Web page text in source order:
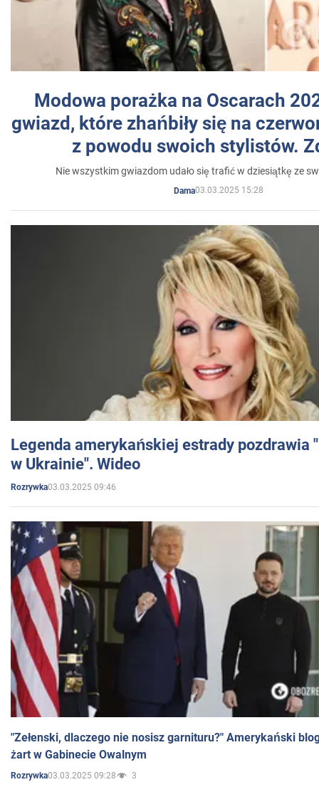
Modowa porażka na Oscarach
gwiazd, które zhańbiły się na
z powodu swoich stylistów.
Nie wszystkim gwiazdom udało się trafić w dziesiątkę ze
Dama03.03.2025 15:28
Legenda amerykańskiej estrady pozdrawia
w Ukrainie". Wideo
Rozrywka03.03.2025 09:46
"Zełenski, dlaczego nie nosisz garnituru?" Amerykański
żart w Gabinecie Owalnym
Rozrywka03.03.2025 09:28 3